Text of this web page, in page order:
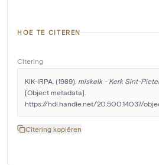
HOE TE CITEREN
Citering
KIK-IRPA. (1989). miskelk - Kerk Sint-
[Object metadata].
https://hdl.handle.net/20.500.14037/
Citering kopiëren